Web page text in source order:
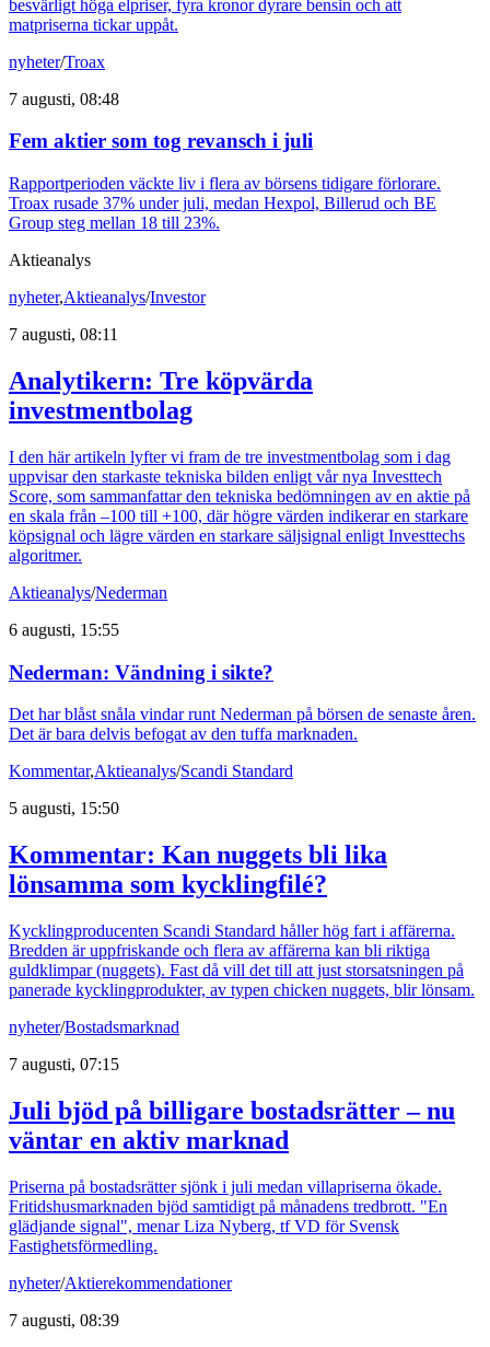
besvärligt höga elpriser, fyra kronor dyrare bensin och att
matpriserna tickar uppåt.
nyheter/Troax
7 augusti, 08:48
Fem aktier som tog revansch i juli
Rapportperioden väckte liv i flera av börsens tidigare förlorare.
Troax rusade 37% under juli, medan Hexpol, Billerud och BE
Group steg mellan 18 till 23%.
Aktieanalys
nyheter,Aktieanalys/Investor
7 augusti, 08:11
Analytikern: Tre köpvärda
investmentbolag
I den här artikeln lyfter vi fram de tre investmentbolag som i dag
uppvisar den starkaste tekniska bilden enligt vår nya Investtech
Score, som sammanfattar den tekniska bedömningen av en aktie på
en skala från –100 till +100, där högre värden indikerar en starkare
köpsignal och lägre värden en starkare säljsignal enligt Investtechs
algoritmer.
Aktieanalys/Nederman
6 augusti, 15:55
Nederman: Vändning i sikte?
Det har blåst snåla vindar runt Nederman på börsen de senaste åren.
Det är bara delvis befogat av den tuffa marknaden.
Kommentar,Aktieanalys/Scandi Standard
5 augusti, 15:50
Kommentar: Kan nuggets bli lika
lönsamma som kycklingfilé?
Kycklingproducenten Scandi Standard håller hög fart i affärerna.
Bredden är uppfriskande och flera av affärerna kan bli riktiga
guldklimpar (nuggets). Fast då vill det till att just storsatsningen på
panerade kycklingprodukter, av typen chicken nuggets, blir lönsam.
nyheter/Bostadsmarknad
7 augusti, 07:15
Juli bjöd på billigare bostadsrätter – nu
väntar en aktiv marknad
Priserna på bostadsrätter sjönk i juli medan villapriserna ökade.
Fritidshusmarknaden bjöd samtidigt på månadens tredbrott. "En
glädjande signal", menar Liza Nyberg, tf VD för Svensk
Fastighetsförmedling.
nyheter/Aktierekommendationer
7 augusti, 08:39